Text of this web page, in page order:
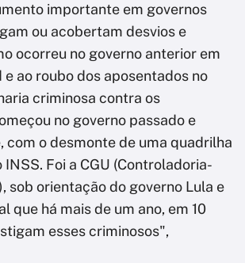
importante em governos
ou acobertam desvios e
ocorreu no governo anterior em
e ao roubo dos aposentados no
criminosa contra os
no governo passado e
com o desmonte de uma quadrilha
Foi a CGU (Controladoria-
sob orientação do governo Lula e
que há mais de um ano, em 10
esses criminosos",